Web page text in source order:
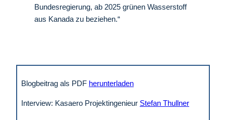
Bundesregierung, ab 2025 grünen Wasserstoff
aus Kanada zu beziehen.“
Blogbeitrag als PDF herunterladen
Interview: Kasaero Projektingenieur Stefan Thullner